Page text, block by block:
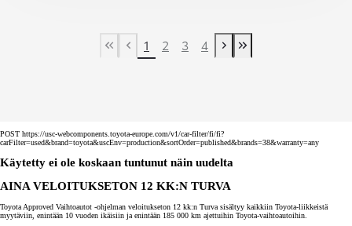
First Page
Previous page
1 2 3 4
Next page
Last Page
POST https://usc-webcomponents.toyota-europe.com/v1/car-filter/fi/fi?
carFilter=used&brand=toyota&uscEnv=production&sortOrder=published&brands=38&warranty=any
Käytetty ei ole koskaan tuntunut näin uudelta
AINA VELOITUKSETON 12 KK:N TURVA
Toyota Approved Vaihtoautot -ohjelman veloitukseton 12 kk:n Turva sisältyy kaikkiin Toyota-liikkeistä
myytäviin, enintään 10 vuoden ikäisiin ja enintään 185 000 km ajettuihin Toyota-vaihtoautoihin.